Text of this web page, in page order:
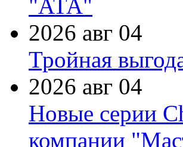
"АТА"
2026 авг 04
Тройная
2026 авг 04
Новые серии
компании